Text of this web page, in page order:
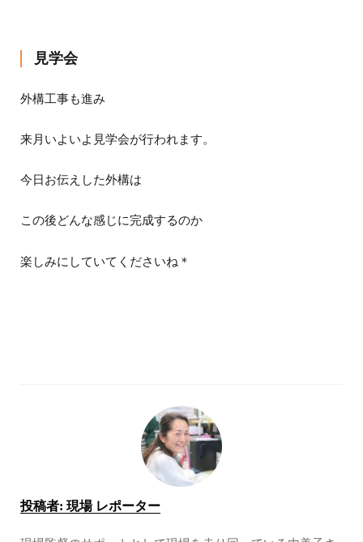
見学会
外構工事も進み
来月いよいよ見学会が行われます。
今日お伝えした外構は
この後どんな感じに完成するのか
楽しみにしていてくださいね＊
投稿者: 現場 レポーター